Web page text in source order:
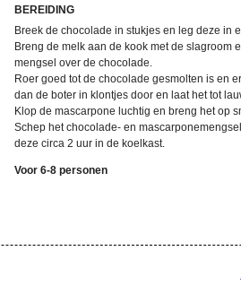
BEREIDING
Breek de chocolade in stukjes en leg deze in
Breng de melk aan de kook met de slagroom
mengsel over de chocolade.
Roer goed tot de chocolade gesmolten is en
dan de boter in klontjes door en laat het tot
Klop de mascarpone luchtig en breng het op
Schep het chocolade- en
deze circa 2 uur in de koelkast.
Voor 6-8 personen